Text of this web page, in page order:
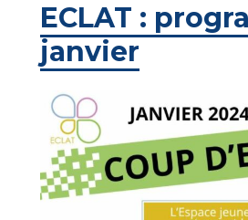
ECLAT :
janvier